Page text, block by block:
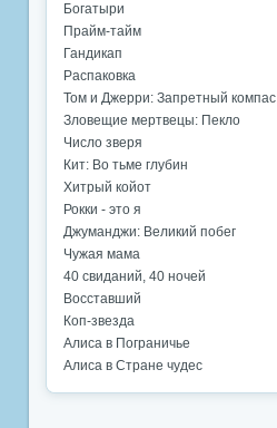
Богатыри
Прайм-тайм
Гандикап
Распаковка
Том и Джерри: Запретный компас
Зловещие мертвецы: Пекло
Число зверя
Кит: Во тьме глубин
Хитрый койот
Рокки - это я
Джуманджи: Великий побег
Чужая мама
40 свиданий, 40 ночей
Восставший
Коп-звезда
Алиса в Пограничье
Алиса в Стране чудес